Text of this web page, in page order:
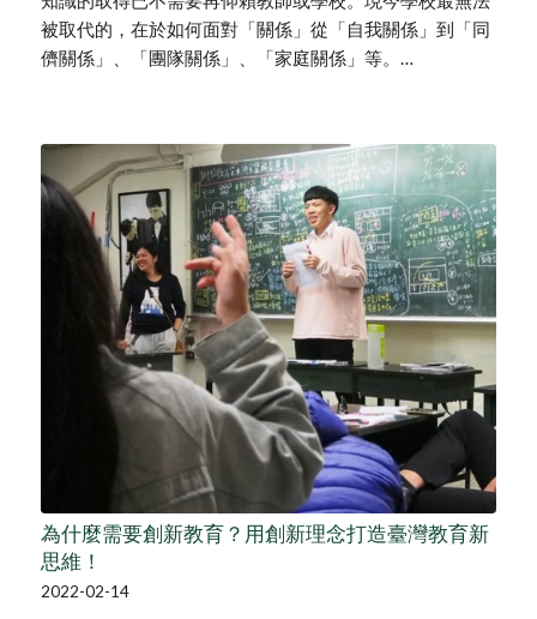
被取代的，在於如何面對「關係」從「自我關係」到「同
儕關係」、「團隊關係」、「家庭關係」等。…
為什麼需要創新教育？用創新理念打造臺灣教育新
思維！
2022-02-14